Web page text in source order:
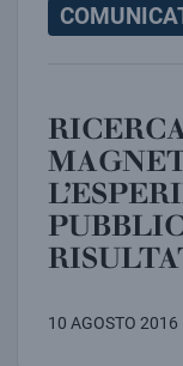
10 AGOSTO 2016